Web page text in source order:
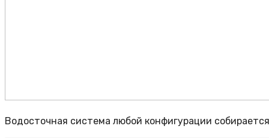
Водосточная система любой конфигурации